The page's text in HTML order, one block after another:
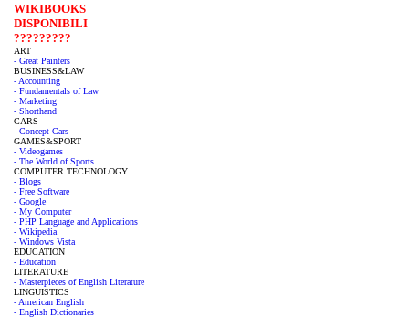
WIKIBOOKS
DISPONIBILI
?????????
ART
- Great Painters
BUSINESS&LAW
- Accounting
- Fundamentals of Law
- Marketing
- Shorthand
CARS
- Concept Cars
GAMES&SPORT
- Videogames
- The World of Sports
COMPUTER TECHNOLOGY
- Blogs
- Free Software
- Google
- My Computer
- PHP Language and Applications
- Wikipedia
- Windows Vista
EDUCATION
- Education
LITERATURE
- Masterpieces of English Literature
LINGUISTICS
- American English
- English Dictionaries